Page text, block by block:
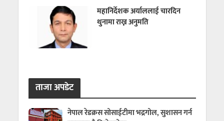
महानिर्देशक अर्याललाई चारदिन
थुनामा राख्न अनुमति
ताजा अपडेट
नेपाल रेडक्रस सोसाईटीमा भद्रगोल, सुशासन गर्न